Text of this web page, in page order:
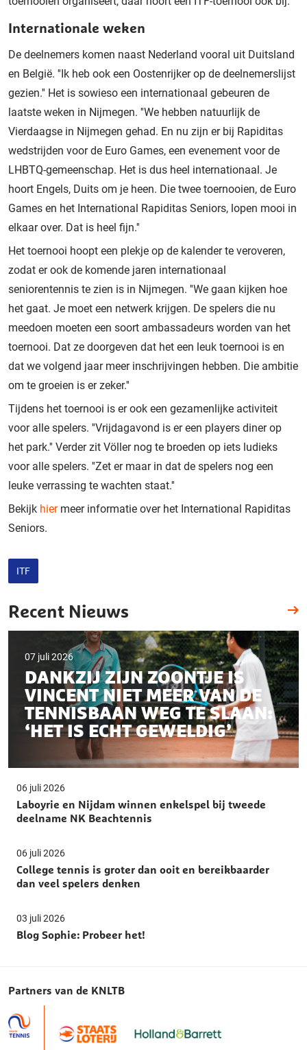
Internationale weken
De deelnemers komen naast Nederland vooral uit Duitsland
en België. ''Ik heb ook een Oostenrijker op de deelnemerslijst
gezien.'' Het is sowieso een internationaal gebeuren de
laatste weken in Nijmegen. ''We hebben natuurlijk de
Vierdaagse in Nijmegen gehad. En nu zijn er bij Rapiditas
wedstrijden voor de Euro Games, een evenement voor de
LHBTQ-gemeenschap. Het is dus heel internationaal. Je
hoort Engels, Duits om je heen. Die twee toernooien, de Euro
Games en het International Rapiditas Seniors, lopen mooi in
elkaar over. Dat is heel fijn.''
Het toernooi hoopt een plekje op de kalender te veroveren,
zodat er ook de komende jaren internationaal
seniorentennis te zien is in Nijmegen. ''We gaan kijken hoe
het gaat. Je moet een netwerk krijgen. De spelers die nu
meedoen moeten een soort ambassadeurs worden van het
toernooi. Dat ze doorgeven dat het een leuk toernooi is en
dat we volgend jaar meer inschrijvingen hebben. Die ambitie
om te groeien is er zeker.''
Tijdens het toernooi is er ook een gezamenlijke activiteit
voor alle spelers. ''Vrijdagavond is er een players diner op
het park.'' Verder zit Völler nog te broeden op iets ludieks
voor alle spelers. ''Zet er maar in dat de spelers nog een
leuke verrassing te wachten staat.''
Bekijk hiermeer informatie over het International Rapiditas
Seniors.
ITF
Recent Nieuws
07 juli 2026
DANKZIJ ZIJN ZOONTJE IS
VINCENT NIET MEER VAN DE
TENNISBAAN WEG TE SLAAN:
‘HET IS ECHT GEWELDIG’
06 juli 2026
Laboyrie en Nijdam winnen enkelspel bij tweede
deelname NK Beachtennis
06 juli 2026
College tennis is groter dan ooit en bereikbaarder
dan veel spelers denken
03 juli 2026
Blog Sophie: Probeer het!
Partners van de KNLTB